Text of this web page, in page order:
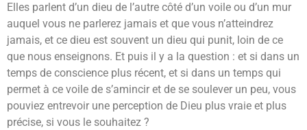
Elles parlent d’un dieu de l’autre côté d’un voile ou d’un mur
auquel vous ne parlerez jamais et que vous n’atteindrez
jamais, et ce dieu est souvent un dieu qui punit, loin de ce
que nous enseignons. Et puis il y a la question : et si dans un
temps de conscience plus récent, et si dans un temps qui
permet à ce voile de s’amincir et de se soulever un peu, vous
pouviez entrevoir une perception de Dieu plus vraie et plus
précise, si vous le souhaitez ?